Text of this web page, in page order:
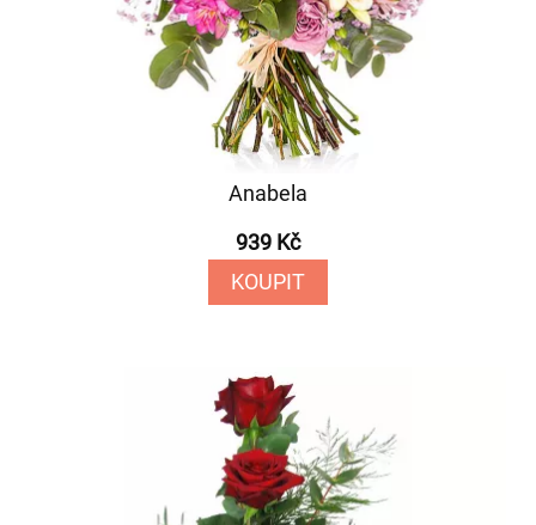
Anabela
939 Kč
KOUPIT